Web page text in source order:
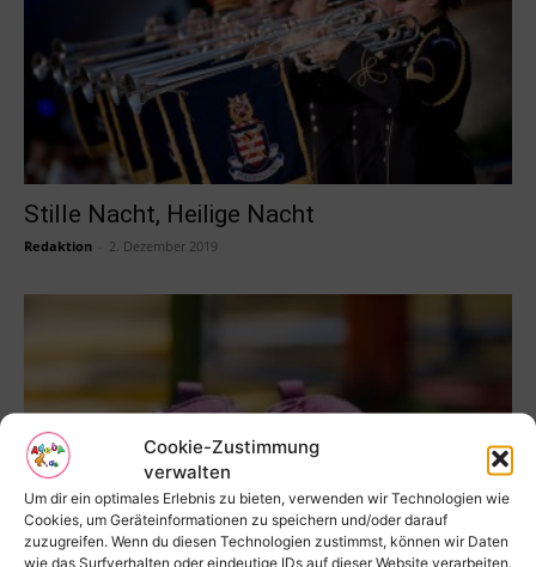
Cookie-Zustimmung
verwalten
Um dir ein optimales Erlebnis zu bieten, verwenden wir Technologien wie
Cookies, um Geräteinformationen zu speichern und/oder darauf
zuzugreifen. Wenn du diesen Technologien zustimmst, können wir Daten
wie das Surfverhalten oder eindeutige IDs auf dieser Website verarbeiten.
Stille Nacht, Heilige Nacht
Redaktion 2. Dezember 2019